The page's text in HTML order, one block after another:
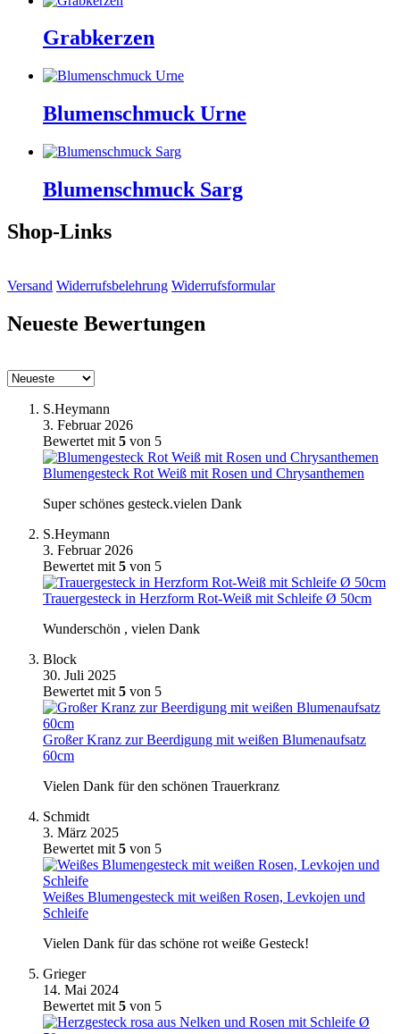
Grabkerzen
Blumenschmuck Urne
Blumenschmuck Sarg
Shop-Links
Versand Widerrufsbelehrung Widerrufsformular
Neueste Bewertungen
S.Heymann
3. Februar 2026
Bewertet mit 5 von 5
Blumengesteck Rot Weiß mit Rosen und Chrysanthemen
Super schönes gesteck.vielen Dank
S.Heymann
3. Februar 2026
Bewertet mit 5 von 5
Trauergesteck in Herzform Rot-Weiß mit Schleife Ø 50cm
Wunderschön , vielen Dank
Block
30. Juli 2025
Bewertet mit 5 von 5
Großer Kranz zur Beerdigung mit weißen Blumenaufsatz
60cm
Vielen Dank für den schönen Trauerkranz
Schmidt
3. März 2025
Bewertet mit 5 von 5
Weißes Blumengesteck mit weißen Rosen, Levkojen und
Schleife
Vielen Dank für das schöne rot weiße Gesteck!
Grieger
14. Mai 2024
Bewertet mit 5 von 5